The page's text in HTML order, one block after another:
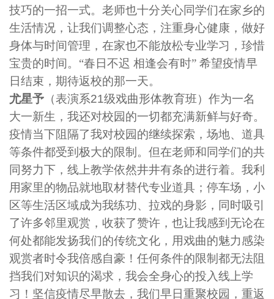
技巧的一招一式。老师也十分关心同学们在家乡的
生活情况，让我们调整心态，注重身心健康，做好
身体与时间管理，在家也不能放松专业学习，珍惜
宝贵的时间。“春日不迟 相逢会有时” 希望疫情早
日结束，期待返校的那一天。
尤星予 （表演系21级戏曲形体教育班）作为一名
大一新生，我还对校园的一切都充满新鲜与好奇。
疫情当下阻隔了我对校园的继续探索，场地、道具
等条件都受到极大的限制。但在老师和同学们的共
同努力下，线上教学依然井井有条的进行着。我利
用家里的物品就地取材替代专业道具；停车场，小
区等生活区域成为我练功、拉戏的身影，同时吸引
了许多邻里观赏，收获了赞许，也让我感到无论在
何处都能发扬我们的传统文化，用戏曲的魅力感染
观赏者时令我倍感自豪！任何条件的限制都无法阻
挡我们对知识的渴求，我会全身心的投入线上学
习！坚信疫情尽早散去，我们早日重聚校园，重返